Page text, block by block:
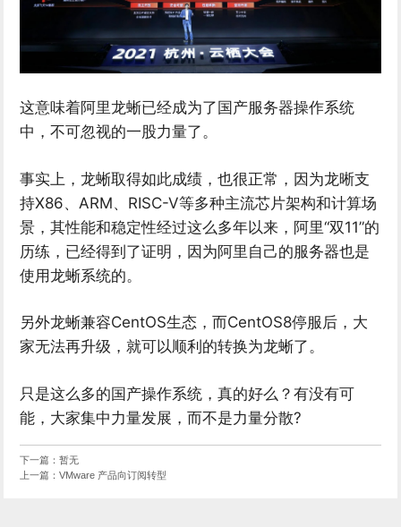
这意味着阿里龙蜥已经成为了国产服务器操作系统
中，不可忽视的一股力量了。
事实上，龙蜥取得如此成绩，也很正常，因为龙晰支
持X86、ARM、RISC-V等多种主流芯片架构和计算场
景，其性能和稳定性经过这么多年以来，阿里“双11”的
历练，已经得到了证明，因为阿里自己的服务器也是
使用龙蜥系统的。
另外龙蜥兼容CentOS生态，而CentOS8停服后，大
家无法再升级，就可以顺利的转换为龙蜥了。
只是这么多的国产操作系统，真的好么？有没有可
能，大家集中力量发展，而不是力量分散?
下一篇：暂无
上一篇：VMware 产品向订阅转型